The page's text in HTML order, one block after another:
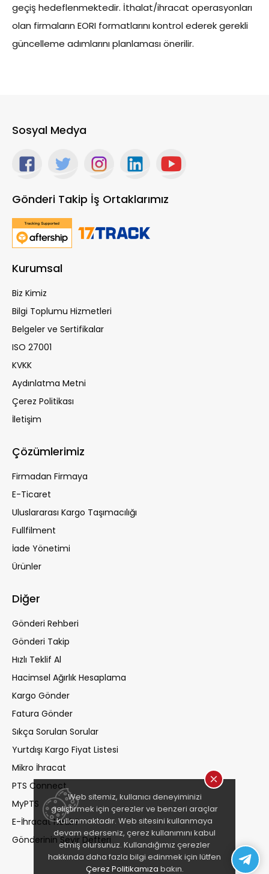
geçiş hedeflenmektedir. İthalat/ihracat operasyonları
olan firmaların EORI formatlarını kontrol ederek gerekli
güncelleme adımlarını planlaması önerilir.
Sosyal Medya
Gönderi Takip İş Ortaklarımız
Kurumsal
Biz Kimiz
Bilgi Toplumu Hizmetleri
Belgeler ve Sertifikalar
ISO 27001
KVKK
Aydınlatma Metni
Çerez Politikası
İletişim
Çözümlerimiz
Firmadan Firmaya
E-Ticaret
Uluslararası Kargo Taşımacılığı
Fullfilment
İade Yönetimi
Ürünler
Diğer
Gönderi Rehberi
Gönderi Takip
Hızlı Teklif Al
Hacimsel Ağırlık Hesaplama
Kargo Gönder
Fatura Gönder
Sıkça Sorulan Sorular
Yurtdışı Kargo Fiyat Listesi
Mikro İhracat
PTS Connect
MyPTS
E-İhracat Nedir?
Gönderinin Seyir Defteri
Web sitemiz, kullanıcı deneyiminizi
geliştirmek için çerezler ve benzeri araçlar
kullanmaktadır. Web sitesini kullanmaya
devam ederseniz, çerez kullanımını kabul
etmiş olursunuz. Kullandığımız çerezler
hakkında daha fazla bilgi edinmek için lütfen
Çerez Politikamıza bakın.